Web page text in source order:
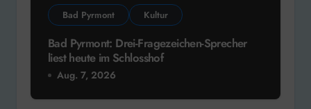
Bad Pyrmont Kultur
Bad Pyrmont: Drei-Fragezeichen-Sprecher
liest heute im Schlosshof
Aug. 7, 2026